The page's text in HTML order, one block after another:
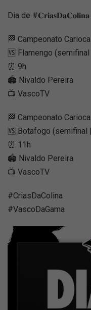
Dia de
🏁 Campeonato
🆚 Flamengo
⏰ 9h
🏟️ Nivaldo Pereira
📺 VascoTV
🏁 Campeonato
🆚 Botafogo (semifinal
⏰ 11h
🏟️ Nivaldo Pereira
📺 VascoTV
#CriasDaColina
#VascoDaGama